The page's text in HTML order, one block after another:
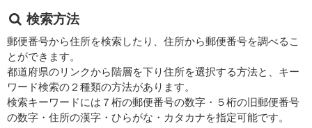
検索方法
郵便番号から住所を検索したり、住所から郵便番号を調べるこ
とができます。
都道府県のリンクから階層を下り住所を選択する方法と、キー
ワード検索の２種類の方法があります。
検索キーワードには７桁の郵便番号の数字・５桁の旧郵便番号
の数字・住所の漢字・ひらがな・カタカナを指定可能です。